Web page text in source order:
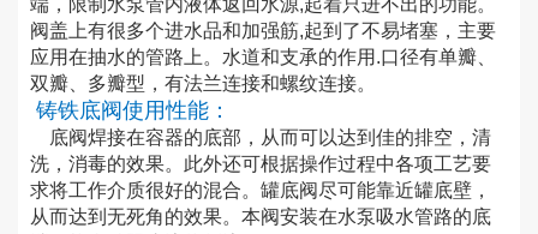
阀盖上有很多个进水品和加强筋,起到了不易堵塞，主要
应用在抽水的管路上。水道和支承的作用 .口径有单瓣、
双瓣、多瓣型，有法兰连接和螺纹连接。
铸铁底阀使用性能：
底阀焊接在容器的底部，从而可以达到佳的排空，清
洗，消毒的效果。此外还可根据操作过程中各项工艺要
求将工作介质很好的混合。罐底阀尽可能靠近罐底壁，
从而达到无死角的效果。 本阀安装在水泵吸水管路的底